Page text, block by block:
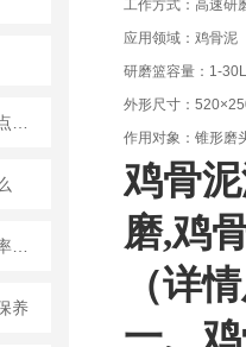
养
工作方式：高速研
应用领域：鸡骨泥
研磨篮容量：1-30L
外形尺寸：
作用对象：锥形磨
鸡骨泥
磨,鸡
（详
一、